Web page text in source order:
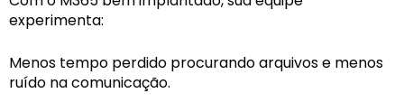
experimenta:
Menos tempo perdido procurando arquivos e menos
ruído na comunicação.